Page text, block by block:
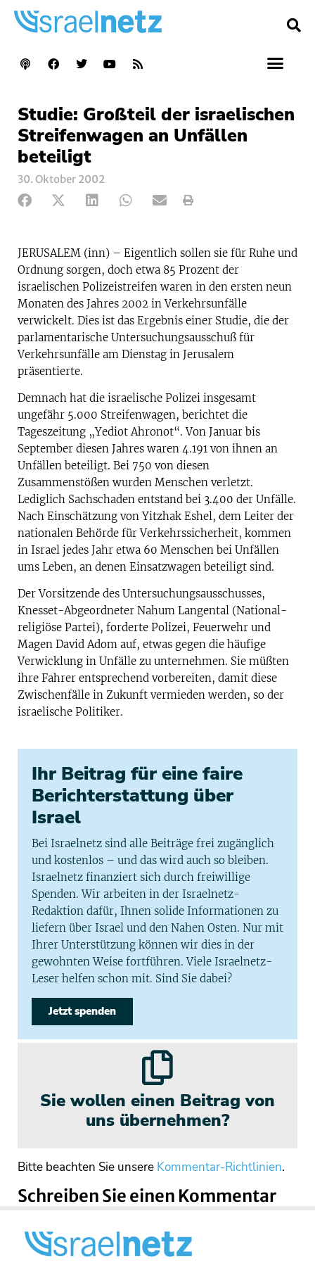
Studie: Großteil der israelischen
Streifenwagen an Unfällen
beteiligt
30. Oktober 2002
JERUSALEM (inn) – Eigentlich sollen sie für Ruhe und
Ordnung sorgen, doch etwa 85 Prozent der
israelischen Polizeistreifen waren in den ersten neun
Monaten des Jahres 2002 in Verkehrsunfälle
verwickelt. Dies ist das Ergebnis einer Studie, die der
parlamentarische Untersuchungsausschuß für
Verkehrsunfälle am Dienstag in Jerusalem
präsentierte.
Demnach hat die israelische Polizei insgesamt
ungefähr 5.000 Streifenwagen, berichtet die
Tageszeitung „Yediot Ahronot“. Von Januar bis
September diesen Jahres waren 4.191 von ihnen an
Unfällen beteiligt. Bei 750 von diesen
Zusammenstößen wurden Menschen verletzt.
Lediglich Sachschaden entstand bei 3.400 der Unfälle.
Nach Einschätzung von Yitzhak Eshel, dem Leiter der
nationalen Behörde für Verkehrssicherheit, kommen
in Israel jedes Jahr etwa 60 Menschen bei Unfällen
ums Leben, an denen Einsatzwagen beteiligt sind.
Der Vorsitzende des Untersuchungsausschusses,
Knesset-Abgeordneter Nahum Langental (National-
religiöse Partei), forderte Polizei, Feuerwehr und
Magen David Adom auf, etwas gegen die häufige
Verwicklung in Unfälle zu unternehmen. Sie müßten
ihre Fahrer entsprechend vorbereiten, damit diese
Zwischenfälle in Zukunft vermieden werden, so der
israelische Politiker.
Ihr Beitrag für eine faire
Berichterstattung über
Israel
Bei Israelnetz sind alle Beiträge frei zugänglich
und kostenlos – und das wird auch so bleiben.
Israelnetz finanziert sich durch freiwillige
Spenden. Wir arbeiten in der Israelnetz-
Redaktion dafür, Ihnen solide Informationen zu
liefern über Israel und den Nahen Osten. Nur mit
Ihrer Unterstützung können wir dies in der
gewohnten Weise fortführen. Viele Israelnetz-
Leser helfen schon mit. Sind Sie dabei?
Jetzt spenden
Sie wollen einen Beitrag von
uns übernehmen?
Bitte beachten Sie unsere Kommentar-Richtlinien.
Schreiben Sie einen Kommentar